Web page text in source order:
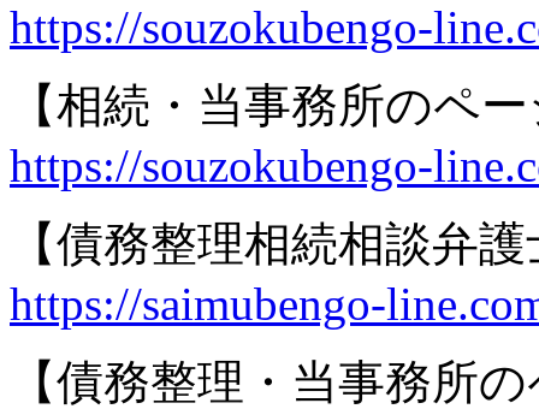
https://souzokubengo-
【相続・当事務所のペ
https://souzokubengo-
【債務整理相続相談弁
https://saimubengo-
【債務整理・当事務所